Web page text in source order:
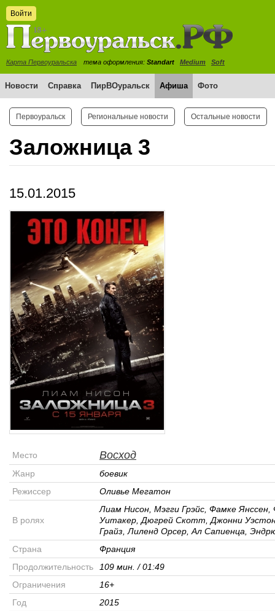
Войти
Карта Первоуральска тема оформления: Standart Medium Soft
Новости Справка ПирВОуральск Афиша Фото
Первоуральск Региональные новости Остальные новости
Заложница 3
15.01.2015
Место Восход
Жанр
боевик
Режиссер
Оливье Мегатон
В ролях
Лиам Нисон, Мэгги Грэйс, Фамке
Уитакер, Дюгрей Скотт, Джонни
Грайз, Лиленд Орсер, Ал Сапиенца,
Страна
Франция
Продолжительность
109 мин. / 01:49
Ограничения
16+
Год
2015